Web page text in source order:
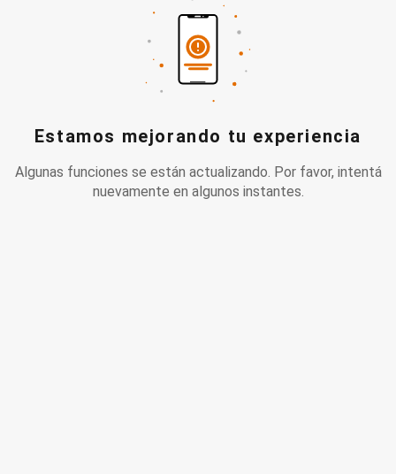
Estamos mejorando tu experiencia
Algunas funciones se están actualizando. Por favor, intentá
nuevamente en algunos instantes.